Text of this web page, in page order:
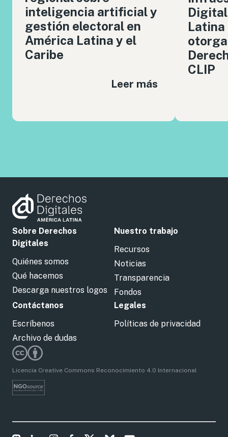
inteligencia artificial y
gestión electoral en
América Latina y el
Caribe
Leer más
Latina
CLIP
Sobre Derechos
Digitales
Quiénes somos
Qué hacemos
Descarga nuestros logos
Nuestro trabajo
Recursos
Noticias
Transparencia
Fondos
Contáctanos
Escríbenos
Archivo de dudas
Legales
Políticas de privacidad
Licencia Creative Commons Reconocimiento 4.0 Internacional